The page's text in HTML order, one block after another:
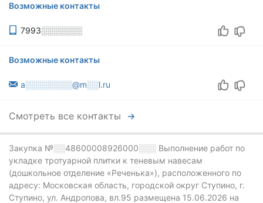
Возможные контакты
7993░░░░░░░
Возможные контакты
a░░░░░░░░@m░░l.ru
Смотреть все контакты
Закупка №░░48600008926000░░░ Выполнение работ по
укладке тротуарной плитки к теневым навесам
(дошкольное отделение «Реченька»), расположенного пo
адресу: Московская область, городской округ Ступино, г.
Ступино, ул. Андропова, вл.95 размещена 15.06.2026 на